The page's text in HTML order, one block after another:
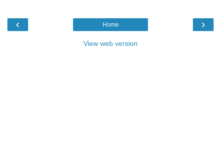
‹ ›
Home
View web version